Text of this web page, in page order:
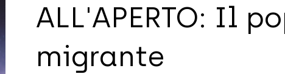
ALL'APERTO: Il
migrante